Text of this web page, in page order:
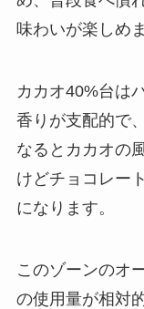
味わいが楽しめま
カカオ40%台は
香りが支配的で
なるとカカオの
けどチョコレー
になります。
このゾーンのオ
の使用量が相対